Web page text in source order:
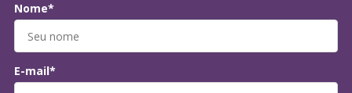
Nome*
E-mail*